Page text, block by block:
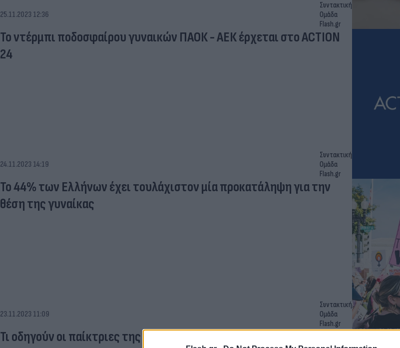
25.11.2023 12:36
Συντακτική
Ομάδα
Flash.gr
Το ντέρμπι ποδοσφαίρου γυναικών ΠΑΟΚ - ΑΕΚ έρχεται στο ACTION
24
24.11.2023 14:19
Συντακτική
Ομάδα
Flash.gr
Το 44% των Ελλήνων έχει τουλάχιστον μία προκατάληψη για την
θέση της γυναίκας
23.11.2023 11:09
Συντακτική
Ομάδα
Flash.gr
Τι οδηγούν οι παίκτριες της Barcelona;